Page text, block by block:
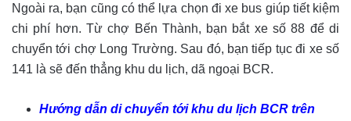
Ngoài ra, bạn cũng có thể lựa chọn đi xe bus giúp tiết kiệm
chi phí hơn. Từ chợ Bến Thành, bạn bắt xe số 88 để di
chuyển tới chợ Long Trường. Sau đó, bạn tiếp tục đi xe số
141 là sẽ đến thẳng khu du lịch, dã ngoại BCR.
Hướng dẫn di chuyển tới khu du lịch BCR trên